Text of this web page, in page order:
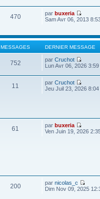
470 parbuxeria
Sam Avr 06, 2013
MESSAGES DERNIER MESSAGE
752 parCruchot
Lun Avr 06, 2026
11 parCruchot
Jeu Juil 23, 2026 8:04
61 parbuxeria
Ven Juin 19, 2026
200 parnicolas_c
Dim Nov 09, 2025